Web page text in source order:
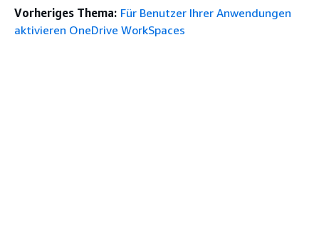
Vorheriges Thema: Für Benutzer Ihrer Anwendungen
aktivieren OneDrive WorkSpaces